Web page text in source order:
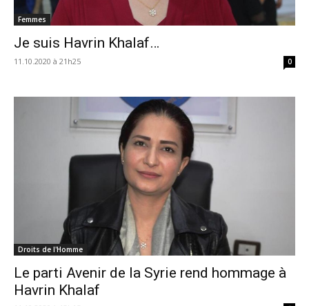
Femmes
Je suis Havrin Khalaf…
11.10.2020 à 21h25 0
Droits de l'Homme
Le parti Avenir de la Syrie rend hommage à
Havrin Khalaf